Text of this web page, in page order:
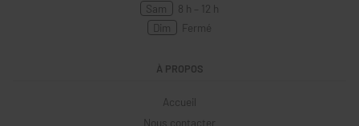
Sam
8 h – 12 h
Dim
Fermé
À PROPOS
Accueil
Nous contacter